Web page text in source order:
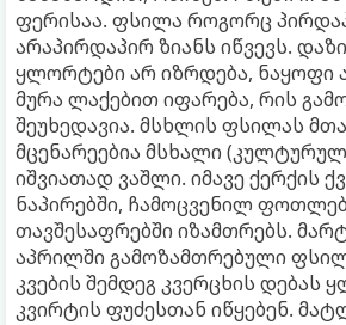
ფერისაა. ფსილა როგორც
არაპირდაპირ ზიანს იწვევს.
ყლორტები არ იზრდება, ნაყოფი
მურა ლაქებით იფარება, რის
შეუხედავია. მსხლის ფსილას
მცენარეებია მსხალი
იშვიათად ვაშლი. იმავე ქერქის
ნაპირებში, ჩამოცვენილ
თავშესაფრებში იზამთრებს.
აპრილში გამოზამთრებული
კვების შემდეგ კვერცხის დებას
კვირტის ფუძესთან იწყებენ.